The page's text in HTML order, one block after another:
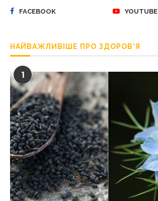
FACEBOOK YOUTUBE
НАЙВАЖЛИВІШЕ ПРО ЗДОРОВ’Я
1